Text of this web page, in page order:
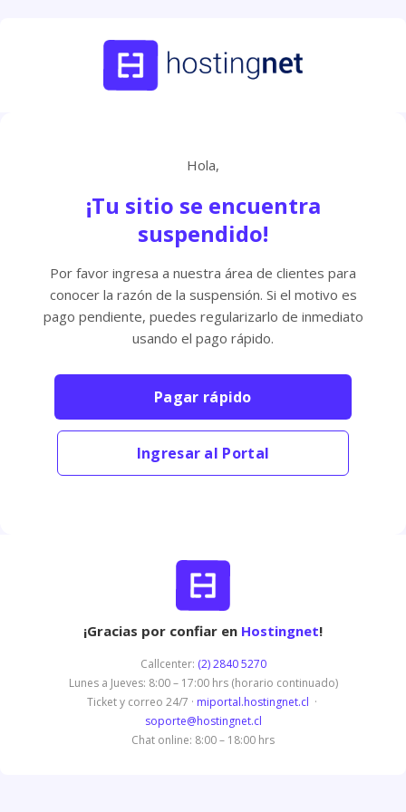
Hola,
¡Tu sitio se encuentra
suspendido!
Por favor ingresa a nuestra área de clientes para
conocer la razón de la suspensión. Si el motivo es
pago pendiente, puedes regularizarlo de inmediato
usando el pago rápido.
Pagar rápido
Ingresar al Portal
¡Gracias por confiar en Hostingnet!
Callcenter: (2) 2840 5270
Lunes a Jueves: 8:00 – 17:00 hrs (horario continuado)
Ticket y correo 24/7 · miportal.hostingnet.cl ·
soporte@hostingnet.cl
Chat online: 8:00 – 18:00 hrs